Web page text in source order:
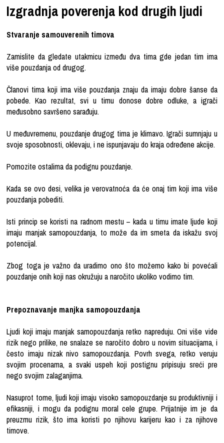
Izgradnja poverenja kod drugih ljudi
Stvaranje samouverenih timova
Zamislite da gledate utakmicu između dva tima gde jedan tim ima
više pouzdanja od drugog.
Članovi tima koji ima više pouzdanja znaju da imaju dobre šanse da
pobede. Kao rezultat, svi u timu donose dobre odluke, a igrači
međusobno savršeno sarađuju.
U međuvremenu, pouzdanje drugog tima je klimavo. Igrači sumnjaju u
svoje sposobnosti, oklevaju, i ne ispunjavaju do kraja određene akcije.
Pomozite ostalima da podignu pouzdanje.
Kada se ovo desi, velika je verovatnoća da će onaj tim koji ima više
pouzdanja pobediti.
Isti princip se koristi na radnom mestu – kada u timu imate ljude koji
imaju manjak samopouzdanja, to može da im smeta da iskažu svoj
potencijal.
Zbog toga je važno da uradimo ono što možemo kako bi povećali
pouzdanje onih koji nas okružuju a naročito ukoliko vodimo tim.
Prepoznavanje manjka samopouzdanja
Ljudi koji imaju manjak samopouzdanja retko napreduju. Oni više vide
rizik nego prilike, ne snalaze se naročito dobro u novim situacijama, i
često imaju nizak nivo samopouzdanja. Povrh svega, retko veruju
svojim procenama, a svaki uspeh koji postignu pripisuju sreći pre
nego svojim zalaganjima.
Nasuprot tome, ljudi koji imaju visoko samopouzdanje su produktivniji i
efikasniji, i mogu da podignu moral cele grupe. Prijatnije im je da
preuzmu rizik, što ima koristi po njihovu karijeru kao i za njihove
timove.